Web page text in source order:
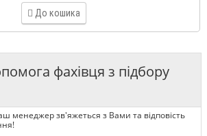
До кошика
фахівця з підбору
менеджер зв'яжеться з Вами та відповість